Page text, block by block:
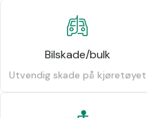
Bilskade/bulk
Utvendig skade på kjøretøyet